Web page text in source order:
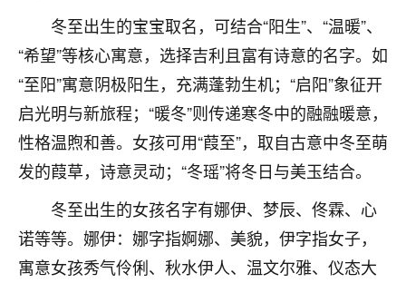
冬至出生的宝宝取名，可结合“阳生”、“温暖”、
“希望”等核心寓意，选择吉利且富有诗意的名字。如
“至阳”寓意阴极阳生，充满蓬勃生机；“启阳”象征开
启光明与新旅程；“暖冬”则传递寒冬中的融融暖意，
性格温煦和善。女孩可用“葭至”，取自古意中冬至萌
发的葭草，诗意灵动；“冬瑶”将冬日与美玉结合。
冬至出生的女孩名字有娜伊、梦辰、佟霖、心
诺等等。娜伊：娜字指婀娜、美貌，伊字指女子，
寓意女孩秀气伶俐、秋水伊人、温文尔雅、仪态大
梦醒时分
我女儿高二叛逆，大半年不上学，一说她就要死要活
的，把我们两口子愁的不行，朋友给我推荐的慧来老
师，一开始我是病急乱投医，这半年来，法事一个个
做完，我女儿跟变了个人一样，不期望她能考多好的
大学，只要能安安稳稳的把书读了，身体心理都健健
康康的我就很知足了！
鹿森：可怜天下父母心啊！
3小时前 来自河北 16